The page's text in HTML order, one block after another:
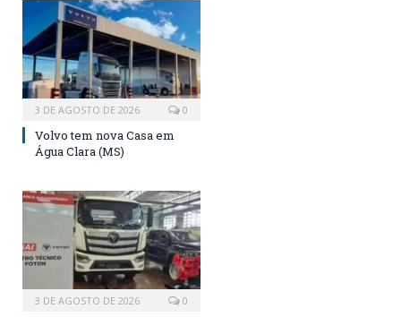
3 DE AGOSTO DE 2026 0
Volvo tem nova Casa em
Água Clara (MS)
3 DE AGOSTO DE 2026 0